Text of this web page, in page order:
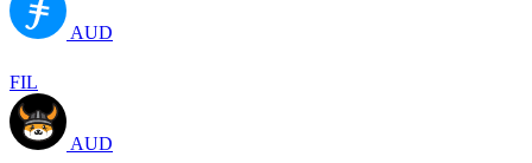
AUD
FIL
AUD